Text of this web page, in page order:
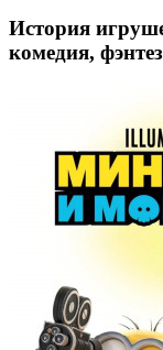
История
комедия,